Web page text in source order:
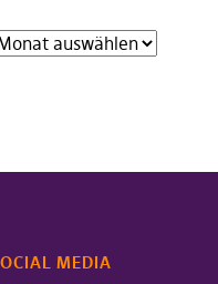
MEDIA